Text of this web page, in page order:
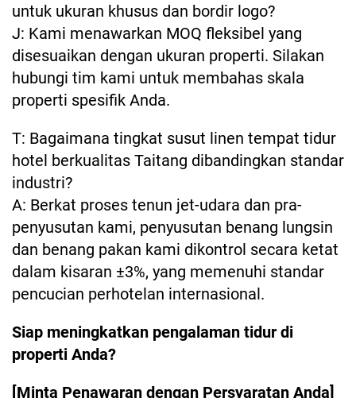
untuk ukuran khusus dan bordir logo?
J: Kami menawarkan MOQ fleksibel yang
disesuaikan dengan ukuran properti. Silakan
hubungi tim kami untuk membahas skala
properti spesifik Anda.
T: Bagaimana tingkat susut linen tempat tidur
hotel berkualitas Taitang dibandingkan standar
industri?
A: Berkat proses tenun jet-udara dan pra-
penyusutan kami, penyusutan benang lungsin
dan benang pakan kami dikontrol secara ketat
dalam kisaran ±3%, yang memenuhi standar
pencucian perhotelan internasional.
Siap meningkatkan pengalaman tidur di
properti Anda?
[Minta Penawaran dengan Persyaratan Anda]